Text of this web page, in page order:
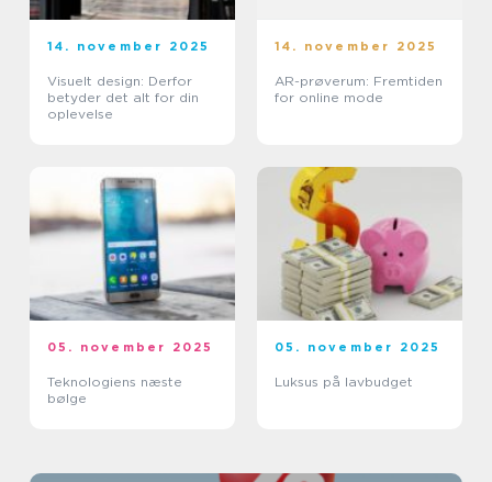
14. november 2025
Visuelt design: Derfor
betyder det alt for din
oplevelse
14. november 2025
AR-prøverum: Fremtiden
for online mode
05. november 2025
Teknologiens næste
bølge
05. november 2025
Luksus på lavbudget